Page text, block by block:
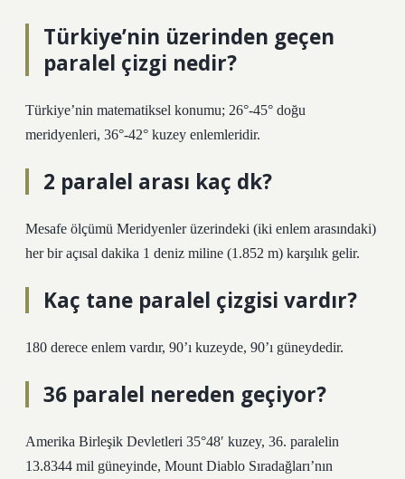
Türkiye’nin üzerinden geçen
paralel çizgi nedir?
Türkiye’nin matematiksel konumu; 26°-45° doğu
meridyenleri, 36°-42° kuzey enlemleridir.
2 paralel arası kaç dk?
Mesafe ölçümü Meridyenler üzerindeki (iki enlem arasındaki)
her bir açısal dakika 1 deniz miline (1.852 m) karşılık gelir.
Kaç tane paralel çizgisi vardır?
180 derece enlem vardır, 90’ı kuzeyde, 90’ı güneydedir.
36 paralel nereden geçiyor?
Amerika Birleşik Devletleri 35°48′ kuzey, 36. paralelin
13.8344 mil güneyinde, Mount Diablo Sıradağları’nın